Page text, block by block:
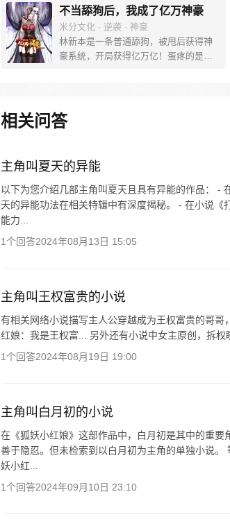
不当舔狗后，我成了亿万神豪
米分文化 · 逆袭 · 神豪
林新本是一条普通舔狗，被甩后获得神
豪系统，开局获得亿万亿！蛋疼的是，
相关问答
主角叫夏天的异能
以下为您介绍几部主角叫夏天且具有异能的作品： -
天的异能功法在相关特辑中有深度揭秘。 - 在小说
能力...
1个回答2024年08月13日 15:05
主角叫王权富贵的小说
有相关网络小说描写主人公穿越成为王权富贵的哥
红娘：我是王权富... 另外还有小说中女主原创，拆
1个回答2024年08月19日 19:00
主角叫白月初的小说
在《狐妖小红娘》这部作品中，白月初是其中的重要
善于隐忍。但未检索到以白月初为主角的单独小说
妖小红...
1个回答2024年09月10日 23:10